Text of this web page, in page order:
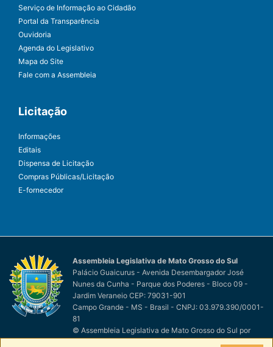
Serviço de Informação ao Cidadão
Portal da Transparência
Ouvidoria
Agenda do Legislativo
Mapa do Site
Fale com a Assembleia
Licitação
Informações
Editais
Dispensa de Licitação
Compras Públicas/Licitação
E-fornecedor
Assembleia Legislativa de Mato Grosso do Sul
Palácio Guaicurus - Avenida Desembargador José
Nunes da Cunha - Parque dos Poderes - Bloco 09 -
Jardim Veraneio CEP: 79031-901
Campo Grande - MS - Brasil - CNPJ: 03.979.390/0001-
81
© Assembleia Legislativa de Mato Grosso do Sul por